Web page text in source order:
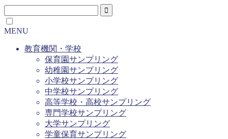
MENU
教育機関・学校
保育園サンプリング
幼稚園サンプリング
小学校サンプリング
中学校サンプリング
高等学校・高校サンプリング
専門学校サンプリング
大学サンプリング
学童保育サンプリング